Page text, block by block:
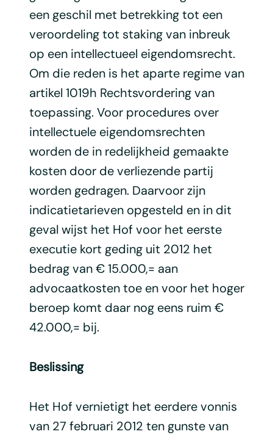
een geschil met betrekking tot een
veroordeling tot staking van inbreuk
op een intellectueel eigendomsrecht.
Om die reden is het aparte regime van
artikel 1019h Rechtsvordering van
toepassing. Voor procedures over
intellectuele eigendomsrechten
worden de in redelijkheid gemaakte
kosten door de verliezende partij
worden gedragen. Daarvoor zijn
indicatietarieven opgesteld en in dit
geval wijst het Hof voor het eerste
executie kort geding uit 2012 het
bedrag van € 15.000,= aan
advocaatkosten toe en voor het hoger
beroep komt daar nog eens ruim €
42.000,= bij.
Beslissing
Het Hof vernietigt het eerdere vonnis
van 27 februari 2012 ten gunste van